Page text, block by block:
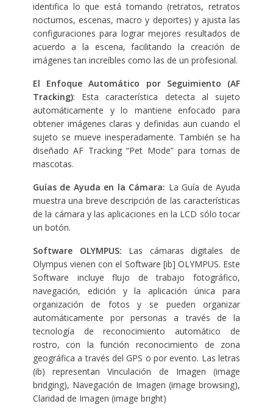
identifica lo que está tomando (retratos, retratos
nocturnos, escenas, macro y deportes) y ajusta las
configuraciones para lograr mejores resultados de
acuerdo a la escena, facilitando la creación de
imágenes tan increíbles como las de un profesional.
El Enfoque Automático por Seguimiento (AF
Tracking): Esta característica detecta al sujeto
automáticamente y lo mantiene enfocado para
obtener imágenes claras y definidas aun cuando el
sujeto se mueve inesperadamente. También se ha
diseñado AF Tracking “Pet Mode” para tomas de
mascotas.
Guías de Ayuda en la Cámara: La Guía de Ayuda
muestra una breve descripción de las características
de la cámara y las aplicaciones en la LCD sólo tocar
un botón.
Software OLYMPUS: Las cámaras digitales de
Olympus vienen con el Software [ib] OLYMPUS. Este
Software incluye flujo de trabajo fotográfico,
navegación, edición y la aplicación única para
organización de fotos y se pueden organizar
automáticamente por personas a través de la
tecnología de reconocimiento automático de
rostro, con la función reconocimiento de zona
geográfica a través del GPS o por evento. Las letras
(ib) representan Vinculación de Imagen (image
bridging), Navegación de Imagen (image browsing),
Claridad de Imagen (image bright)